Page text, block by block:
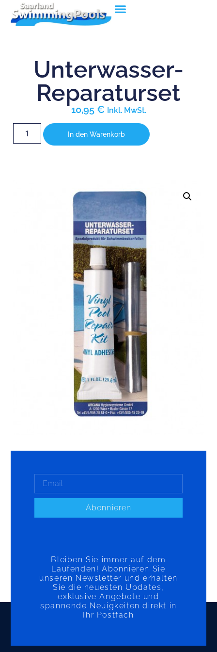
Unterwasser-
Reparaturset
10,95 € Inkl. MwSt.
In den Warenkorb
Bleiben Sie immer auf dem
Laufenden! Abonnieren Sie
unseren Newsletter und erhalten
Sie die neuesten Updates,
exklusive Angebote und
spannende Neuigkeiten direkt in
Ihr Postfach
Abonnieren